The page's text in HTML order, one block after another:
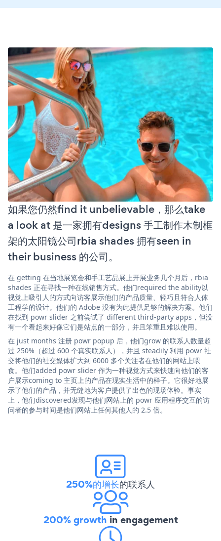
如果您仍然find it unbelievable，那么take
a look at 是一家拥有designs 手工制作木制框
架的太阳镜公司rbia shades 拥有seen in
their business 的公司。
在 getting 在当地展览会和手工艺品展上开展业务几个月后，rbia
shades 正在寻找一种在线销售方式。他们required the ability以
视觉上吸引人的方式向访客展示他们的产品质量、轻巧且符合人体
工程学的设计。他们的 Adobe 没有为此提供足够的解决方案。他们
在找到 powr slider 之前尝试了 different third-party apps，但没
有一个看起来好像它们是站点的一部分，并且笨重且难以使用。
在 just months 注册 powr popup 后，他们grow 的联系人数量超
过 250%（超过 600 个真实联系人），并且 steadily 利用 powr 社
交将他们的社交媒体扩大到 6000 多个关注者在他们的网站上喂
食。他们added powr slider 作为一种视觉方式来快速向他们的客
户展示coming to 主页上的产品在现实生活中的样子。它很好地展
示了他们的产品，并无缝地为客户提供了出色的现场体验。事实
上，他们discovered发现与他们网站上的 powr 应用程序交互的访
问者的参与时间是他们网站上任何其他人的 2.5 倍。
250%的增长的联系人
200% growth in engagement